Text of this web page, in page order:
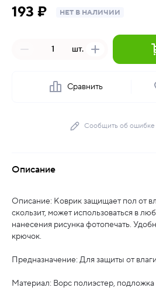
193 ₽ НЕТ В НАЛИЧИИ
шт.
Сравнить
Сообщить об ошибке
Описание
Описание: Коврик защищает пол от
скользит, может использоваться в
нанесения рисунка фотопечать.
крючок.
Предназначение: Для защиты от
Материал: Ворс полиэстер, подложка